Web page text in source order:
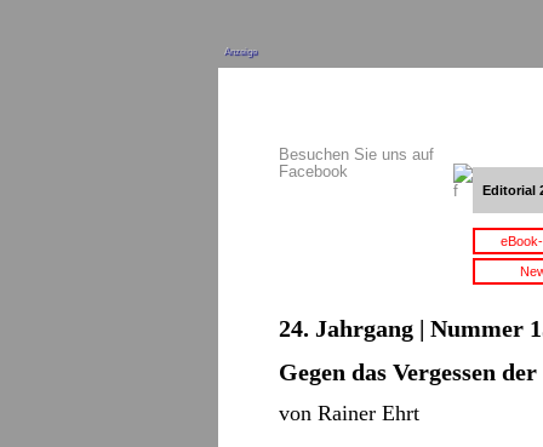
Anzeige
Besuchen Sie uns auf
Facebook
Editorial
24. Jahrgang | Nummer
Gegen das Vergessen
von Rainer Ehrt